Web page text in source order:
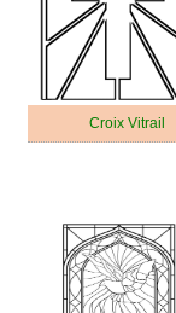
Croix Vitrail